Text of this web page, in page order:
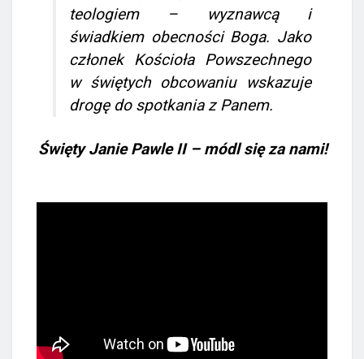
teologiem – wyznawcą i
świadkiem obecności Boga. Jako
członek Kościoła Powszechnego
w świętych obcowaniu wskazuje
drogę do spotkania z Panem.
Święty Janie Pawle II – módl się za nami!